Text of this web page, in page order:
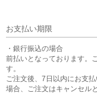
お支払い期限
・銀行振込の場合
前払いとなっております。
す。
ご注文後、7日以内にお支
場合、ご注文はキャンセル